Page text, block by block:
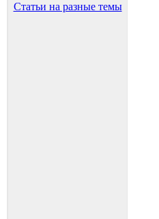
Статьи на разные темы